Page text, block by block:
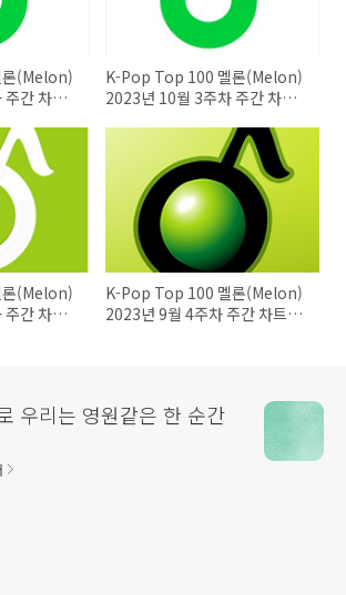
(Melon)
간 차트
K-Pop Top 100 멜론(Melon)
2023년 10월 3주차 주간 차트
(Melon)
간 차트
K-Pop Top 100 멜론(Melon)
2023년 9월 4주차 주간 차트
우리는 영원같은 한 순간